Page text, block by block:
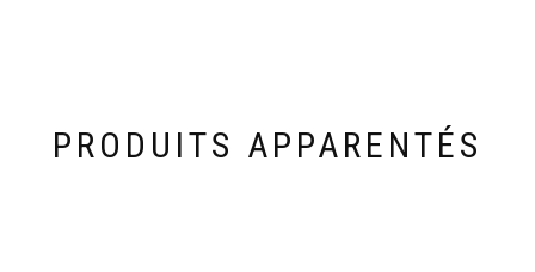
PRODUITS APPARENTÉS